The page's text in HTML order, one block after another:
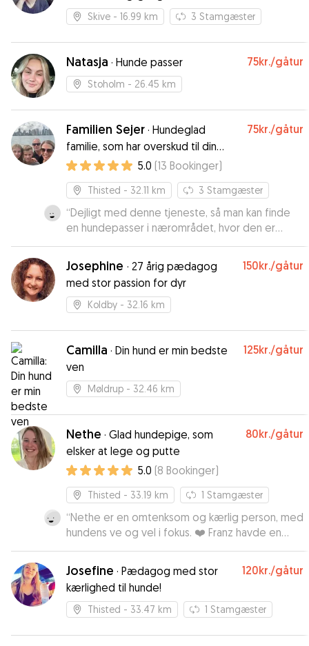
Skive - 16.99 km 3 Stamgæster
Natasja · Hunde passer 75kr./gåtur
Stoholm - 26.45 km
Familien Sejer · Hundeglad
familie, som har overskud til din
hund
75kr./gåtur
5.0 (13 Bookinger)
Thisted - 32.11 km 3 Stamgæster
“Dejligt med denne tjeneste, så man kan finde
en hundepasser i nærområdet, hvor den er
sammen med familien. Så bliver hverdagen for
den så normalt som muligt.
Josephine · 27 årig pædagog
med stor passion for dyr
150kr./gåtur
Koldby - 32.16 km
Camilla · Din hund er min bedste
ven
125kr./gåtur
Møldrup - 32.46 km
Nethe · Glad hundepige, som
elsker at lege og putte
80kr./gåtur
5.0 (8 Bookinger)
Thisted - 33.19 km 1 Stamgæster
“Nethe er en omtenksom og kærlig person, med
hundens ve og vel i fokus. ❤️ Franz havde en
rigtig god dag, og kom hjem glad og tilfreds. ❤️
Det er også betryggende at Nethe er
veterinærsygeplejerske da Franz har nogle
udfordringer med øjne og allergi. 😊
Josefine · Pædagog med stor
kærlighed til hunde!
120kr./gåtur
Thisted - 33.47 km 1 Stamgæster